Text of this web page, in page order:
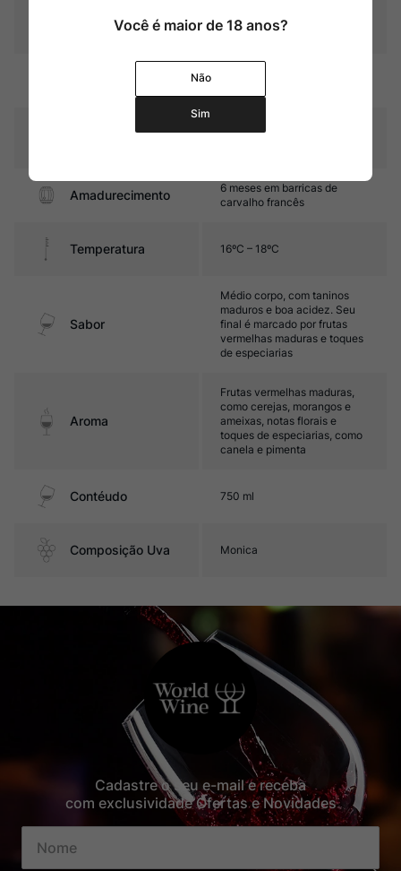
Itália
Graduação Alcóoli
Amadurecimento
6 meses em barricas de
carvalho francês
Temperatura 16ºC – 18ºC
Sabor
Médio corpo, com taninos
maduros e boa acidez. Seu
final é marcado por frutas
vermelhas maduras e toques
de especiarias
Aroma
Frutas vermelhas maduras,
como cerejas, morangos e
ameixas, notas florais e
toques de especiarias, como
canela e pimenta
Contéudo 750 ml
Composição Uva Monica
Cadastre o seu e-mail e receba
com exclusividade Ofertas e Novidades
Você é maior de 18 anos?
Não
Sim